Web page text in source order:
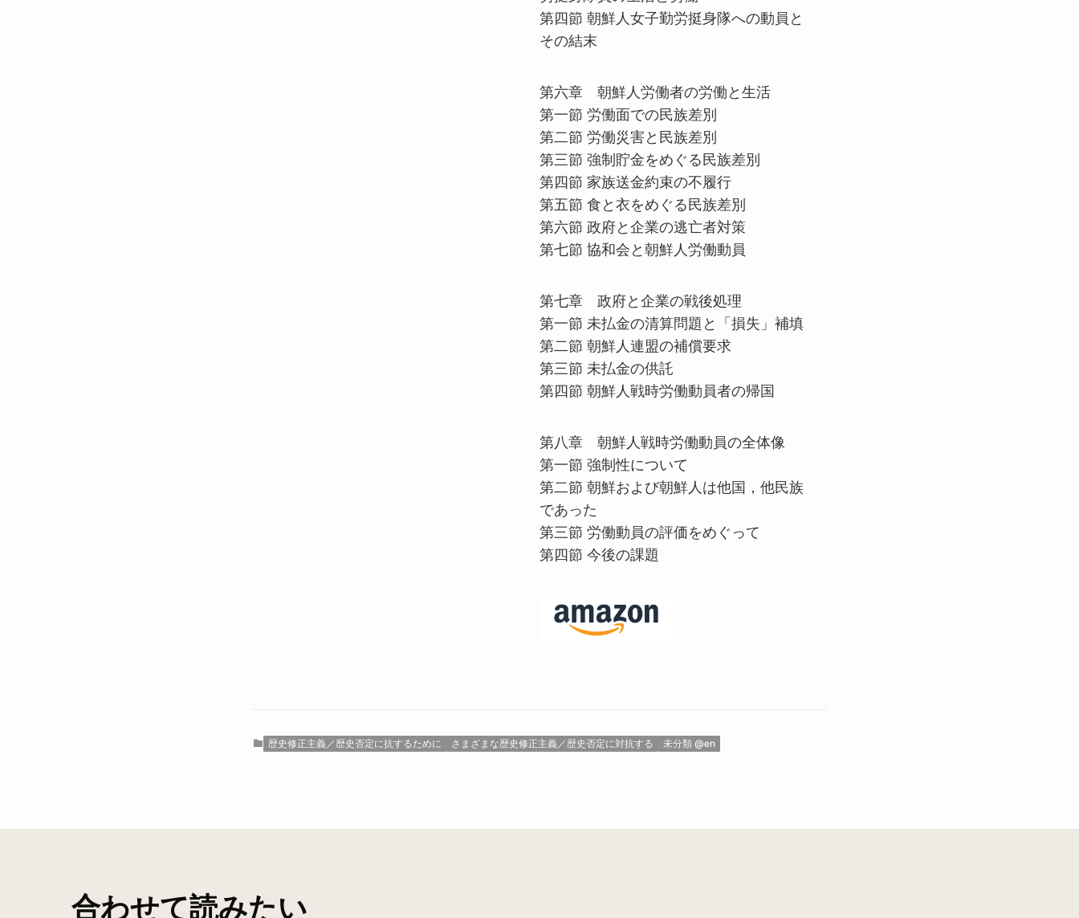
第四節 朝鮮人女子勤労挺身隊への動員と
その結末
第六章 朝鮮人労働者の労働と生活
第一節 労働面での民族差別
第二節 労働災害と民族差別
第三節 強制貯金をめぐる民族差別
第四節 家族送金約束の不履行
第五節 食と衣をめぐる民族差別
第六節 政府と企業の逃亡者対策
第七節 協和会と朝鮮人労働動員
第七章 政府と企業の戦後処理
第一節 未払金の清算問題と「損失」補填
第二節 朝鮮人連盟の補償要求
第三節 未払金の供託
第四節 朝鮮人戦時労働動員者の帰国
第八章 朝鮮人戦時労働動員の全体像
第一節 強制性について
第二節 朝鮮および朝鮮人は他国，他民族
であった
第三節 労働動員の評価をめぐって
第四節 今後の課題
歴史修正主義／歴史否定に抗するために さまざまな歴史修正主義／歴史否定に対抗する 未分類 @en
合わせて読みたい